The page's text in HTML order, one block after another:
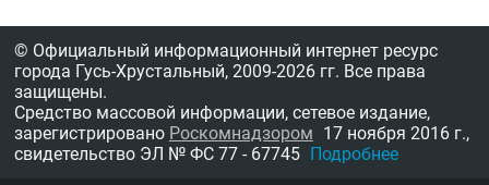
© Официальный информационный интернет ресурс
города Гусь-Хрустальный, 2009-2026 гг. Все права
защищены.
Средство массовой информации, сетевое издание,
зарегистрировано Роскомнадзором 17 ноября 2016 г.,
свидетельство ЭЛ № ФС 77 - 67745 Подробнее